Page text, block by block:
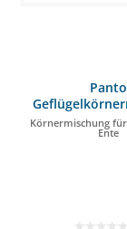
Panto
25kg
Körnermischung
Ente